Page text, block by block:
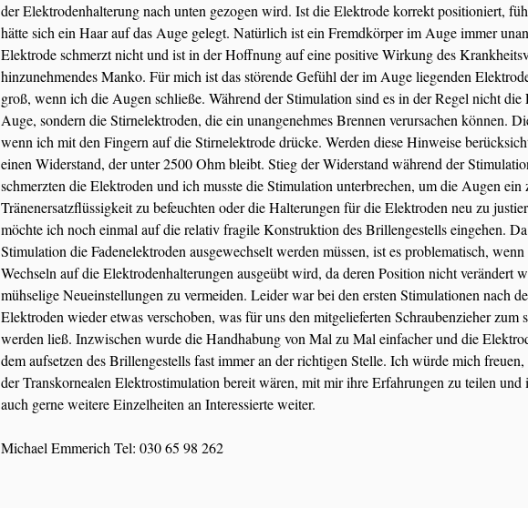
der Elektrodenhalterung nach unten gezogen wird. Ist die Elektrode korrekt positioniert,
hätte sich ein Haar auf das Auge gelegt. Natürlich ist ein Fremdkörper im Auge immer
Elektrode schmerzt nicht und ist in der Hoffnung auf eine positive Wirkung des
hinzunehmendes Manko. Für mich ist das störende Gefühl der im Auge liegenden
groß, wenn ich die Augen schließe. Während der Stimulation sind es in der Regel nicht die
Auge, sondern die Stirnelektroden, die ein unangenehmes Brennen verursachen können.
wenn ich mit den Fingern auf die Stirnelektrode drücke. Werden diese Hinweise
einen Widerstand, der unter 2500 Ohm bleibt. Stieg der Widerstand während der
schmerzten die Elektroden und ich musste die Stimulation unterbrechen, um die Augen
Tränenersatzflüssigkeit zu befeuchten oder die Halterungen für die Elektroden neu zu
möchte ich noch einmal auf die relativ fragile Konstruktion des Brillengestells eingehen.
Stimulation die Fadenelektroden ausgewechselt werden müssen, ist es problematisch,
Wechseln auf die Elektrodenhalterungen ausgeübt wird, da deren Position nicht verändert
mühselige Neueinstellungen zu vermeiden. Leider war bei den ersten Stimulationen nach
Elektroden wieder etwas verschoben, was für uns den mitgelieferten Schraubenzieher zum
werden ließ. Inzwischen wurde die Handhabung von Mal zu Mal einfacher und die
dem aufsetzen des Brillengestells fast immer an der richtigen Stelle. Ich würde mich
der Transkornealen Elektrostimulation bereit wären, mit mir ihre Erfahrungen zu teilen und
auch gerne weitere Einzelheiten an Interessierte weiter.
Michael Emmerich Tel: 030 65 98 262